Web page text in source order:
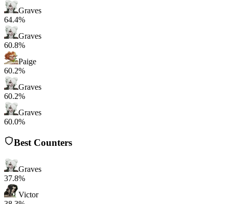
Graves
64.4%
Graves
60.8%
Paige
60.2%
Graves
60.2%
Graves
60.0%
Best Counters
Graves
37.8%
Victor